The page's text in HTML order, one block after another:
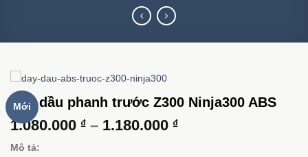
Mới
Dây dầu phanh trước Z300 Ninja300 ABS
1.080.000 ₫ – 1.180.000 ₫Khoảng
Mô tả: